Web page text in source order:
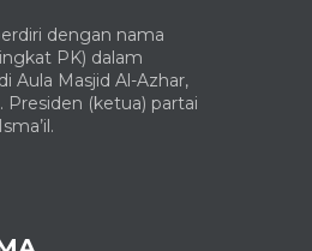
dengan nama
PK) dalam
Aula Masjid Al-Azhar,
Presiden (ketua) partai